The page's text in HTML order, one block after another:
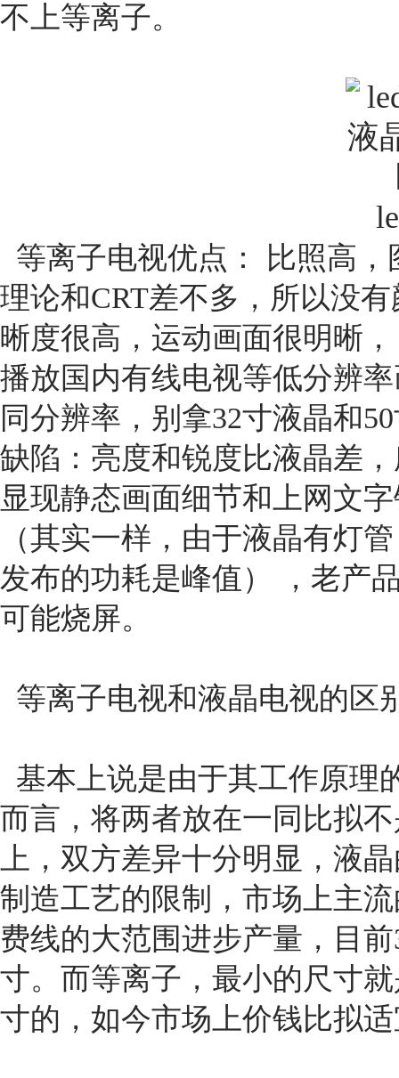
不上等离子。
等离子电视优点：
比照高
理论和CRT差不多，所以没
晰度很高，运动画面很明晰，
播放国内有线电视等低分辨
同分辨率，别拿32寸液晶和
缺陷：亮度和锐度比液晶差
显现静态画面细节和上网文
（其实一样，由于液晶有灯
发布的功耗是峰值） ，老产
可能烧屏。
等离子电视和液晶电视的区
基本上说是由于其工作原理
而言，将两者放在一同比拟
上，双方差异十分明显，液
制造工艺的限制，市场上主
费线的大范围进步产量，目
寸。而等离子，最小的尺寸就
寸的，如今市场上价钱比拟